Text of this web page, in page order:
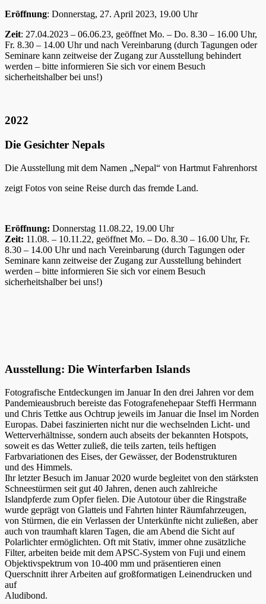
Eröffnung: Donnerstag, 27. April 2023, 19.00 Uhr
Zeit: 27.04.2023 – 06.06.23, geöffnet Mo. – Do. 8.30 – 16.00 Uhr,
Fr. 8.30 – 14.00 Uhr und nach Vereinbarung (durch Tagungen oder
Seminare kann zeitweise der Zugang zur Ausstellung behindert
werden – bitte informieren Sie sich vor einem Besuch
sicherheitshalber bei uns!)
2022
Die Gesichter Nepals
Die Ausstellung mit dem Namen „Nepal“ von Hartmut Fahrenhorst
zeigt Fotos von seine Reise durch das fremde Land.
Eröffnung: Donnerstag 11.08.22, 19.00 Uhr
Zeit: 11.08. – 10.11.22, geöffnet Mo. – Do. 8.30 – 16.00 Uhr, Fr.
8.30 – 14.00 Uhr und nach Vereinbarung (durch Tagungen oder
Seminare kann zeitweise der Zugang zur Ausstellung behindert
werden – bitte informieren Sie sich vor einem Besuch
sicherheitshalber bei uns!)
Ausstellung: Die Winterfarben Islands
Fotografische Entdeckungen im Januar In den drei Jahren vor dem
Pandemieausbruch bereiste das Fotografenehepaar Steffi Herrmann
und Chris Tettke aus Ochtrup jeweils im Januar die Insel im Norden
Europas. Dabei faszinierten nicht nur die wechselnden Licht- und
Wetterverhältnisse, sondern auch abseits der bekannten Hotspots,
soweit es das Wetter zuließ, die teils zarten, teils heftigen
Farbvariationen des Eises, der Gewässer, der Bodenstrukturen
und des Himmels.
Ihr letzter Besuch im Januar 2020 wurde begleitet von den stärksten
Schneestürmen seit gut 40 Jahren, denen auch zahlreiche
Islandpferde zum Opfer fielen. Die Autotour über die Ringstraße
wurde geprägt von Glatteis und Fahrten hinter Räumfahrzeugen,
von Stürmen, die ein Verlassen der Unterkünfte nicht zuließen, aber
auch von traumhaft klaren Tagen, die am Abend die Sicht auf
Polarlichter ermöglichten. Oft mit Stativ, immer ohne zusätzliche
Filter, arbeiten beide mit dem APSC-System von Fuji und einem
Objektivspektrum von 10-400 mm und präsentieren einen
Querschnitt ihrer Arbeiten auf großformatigen Leinendrucken und
auf
Aludibond.